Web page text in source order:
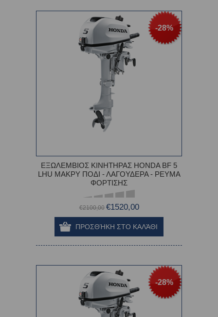
-28%
ΕΞΩΛΕΜΒΙΟΣ ΚΙΝΗΤΗΡΑΣ HONDA BF 5
LHU ΜΑΚΡΥ ΠΟΔΙ - ΛΑΓΟΥΔΕΡΑ - ΡΕΥΜΑ
ΦΟΡΤΙΣΗΣ
€2100,00 €1520,00
-28%